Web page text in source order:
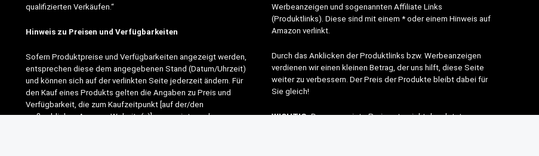
qualifizierten Verkäufen.“
Hinweis zu Preisen und Verfügbarkeiten
Sofern Produktpreise und Verfügbarkeiten angezeigt werden,
entsprechen diese dem angegebenen Stand (Datum/Uhrzeit)
und können sich auf der verlinkten Seite jederzeit ändern. Für
den Kauf eines Produkts gelten die Angaben zu Preis und
Verfügbarkeit, die zum Kaufzeitpunkt [auf der/den
maßgeblichen Amazon-Website(s)] angezeigt werden.
Werbeanzeigen und sogenannten Affiliate Links
(Produktlinks). Diese sind mit einem * oder einem Hinweis auf
Amazon verlinkt.
Durch das Anklicken der Produktlinks bzw. Werbeanzeigen
verdienen wir einen kleinen Betrag, der uns hilft, diese Seite
weiter zu verbessern. Der Preis der Produkte bleibt dabei für
Sie gleich!
WICHTIG:Der angezeigte Preis entspricht dem letzten